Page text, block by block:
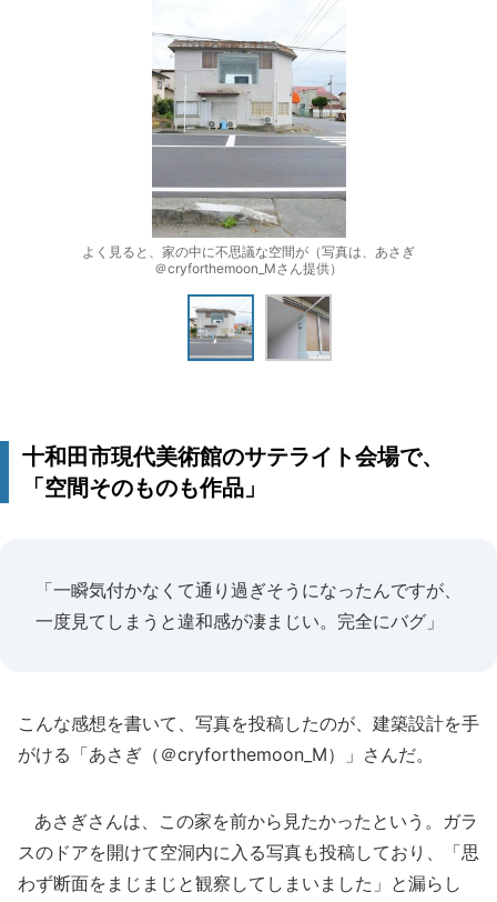
よく見ると、家の中に不思議な空間が（写真は、あさぎ
＠cryforthemoon_Mさん提供）
十和田市現代美術館のサテライト会場で、
「空間そのものも作品」
「一瞬気付かなくて通り過ぎそうになったんですが、
一度見てしまうと違和感が凄まじい。完全にバグ」
こんな感想を書いて、写真を投稿したのが、建築設計を手
がける「あさぎ（＠cryforthemoon_M）」さんだ。
あさぎさんは、この家を前から見たかったという。ガラ
スのドアを開けて空洞内に入る写真も投稿しており、「思
わず断面をまじまじと観察してしまいました」と漏らし